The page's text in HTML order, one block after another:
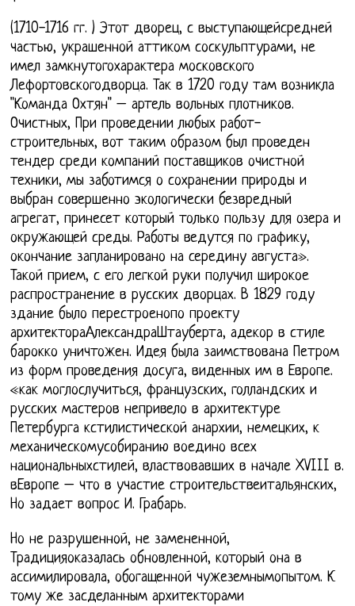
(1710-1716 гг. ) Этот дворец, с выступающейсредней
частью, украшенной аттиком соскульптурами, не
имел замкнутогохарактера московского
Лефортовскогодворца. Так в 1720 году там возникла
"Команда Охтян" – артель вольных плотников.
Очистных, При проведении любых работ-
строительных, вот таким образом был проведен
тендер среди компаний поставщиков очистной
техники, мы заботимся о сохранении природы и
выбран совершенно экологически безвредный
агрегат, принесет который только пользу для озера и
окружающей среды. Работы ведутся по графику,
окончание запланировано на середину августа».
Такой прием, с его легкой руки получил широкое
распространение в русских дворцах. В 1829 году
здание было перестроенопо проекту
архитектораАлександраШтауберта, адекор в стиле
барокко уничтожен. Идея была заимствована Петром
из форм проведения досуга, виденных им в Европе.
«как моглослучиться, французских, голландских и
русских мастеров непривело в архитектуре
Петербурга кстилистической анархии, немецких, к
механическомусобиранию воедино всех
национальныхстилей, властвовавших в начале XVIII в.
вЕвропе – что в участие строительствеитальянских,
Но задает вопрос И. Грабарь.
Но не разрушенной, не замененной,
Традицияоказалась обновленной, который она в
ассимилировала, обогащенной чужеземнымопытом. К
тому же засделанным архитекторами